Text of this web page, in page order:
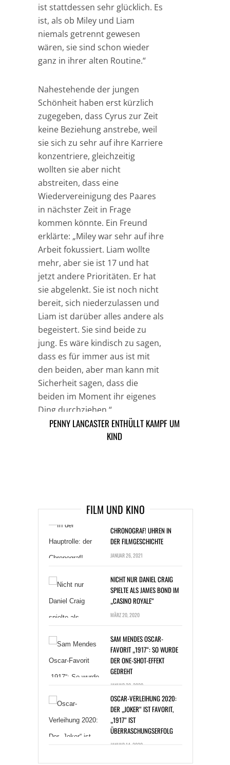
ist stattdessen sehr glücklich. Es
ist, als ob Miley und Liam
niemals getrennt gewesen
wären, sie sind schon wieder
ganz in ihrer alten Routine.“
Nahestehende der jungen
Schönheit haben erst kürzlich
zugegeben, dass Cyrus zur Zeit
keine Beziehung anstrebe, weil
sie sich zu sehr auf ihre Karriere
konzentriere, gleichzeitig
wollten sie aber nicht
abstreiten, dass eine
Wiedervereinigung des Paares
in nächster Zeit in Frage
kommen könnte. Ein Freund
erklärte: „Miley war sehr auf ihre
Arbeit fokussiert. Liam wollte
mehr, aber sie ist 17 und hat
jetzt andere Prioritäten. Er hat
sie abgelenkt. Sie ist noch nicht
bereit, sich niederzulassen und
Liam ist darüber alles andere als
begeistert. Sie sind beide zu
jung. Es wäre kindisch zu sagen,
dass es für immer aus ist mit
den beiden, aber man kann mit
Sicherheit sagen, dass die
beiden im Moment ihr eigenes
Ding durchziehen.“
MUSIK NEWS
DOUGLAS HAT KEINE ANGST ZU STERBEN
PENNY LANCASTER ENTHÜLLT KAMPF UM
KIND
FILM UND KINO
CHRONOGRAF! UHREN IN
JANUAR 26, 2021
NICHT NUR DANIEL CRAIG
„CASINO ROYALE“
MÄRZ 20, 2020
SAM MENDES OSCAR-
DER ONE-SHOT-EFFEKT
GEDREHT
JANUAR 20, 2020
„1917“ IST
ÜBERRASCHUNGSERFOLG
JANUAR 14, 2020
ERKRANKT